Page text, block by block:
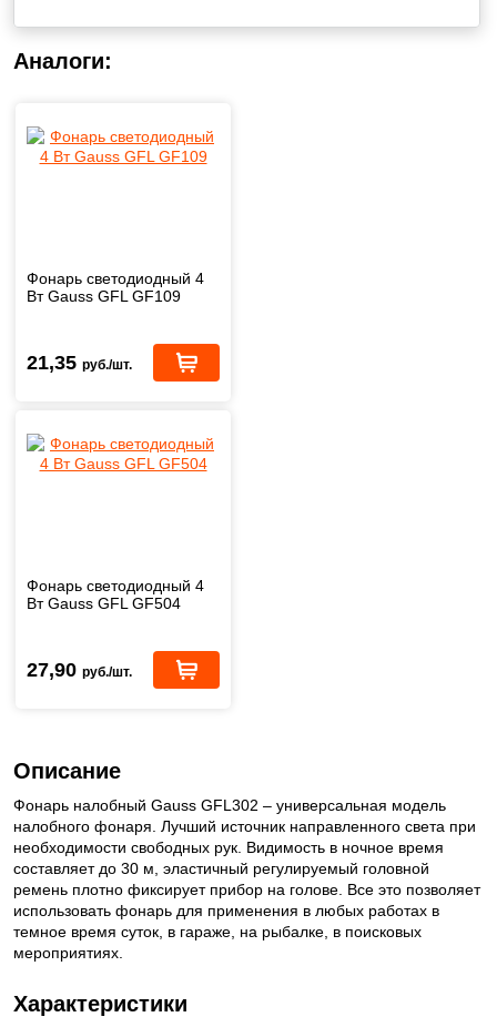
Аналоги:
Фонарь светодиодный 4
Вт Gauss GFL GF109
21,35 руб./шт.
Фонарь светодиодный 4
Вт Gauss GFL GF504
27,90 руб./шт.
Описание
Фонарь налобный Gauss GFL302 – универсальная модель
налобного фонаря. Лучший источник направленного света при
необходимости свободных рук. Видимость в ночное время
составляет до 30 м, эластичный регулируемый головной
ремень плотно фиксирует прибор на голове. Все это позволяет
использовать фонарь для применения в любых работах в
темное время суток, в гараже, на рыбалке, в поисковых
мероприятиях.
Характеристики